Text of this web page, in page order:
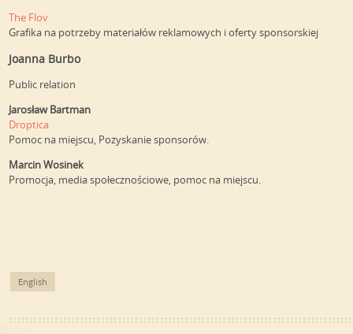
The Flov
Grafika na potrzeby materiałów reklamowych i oferty sponsorskiej
Joanna Burbo
Public relation
Jarosław Bartman
Droptica
Pomoc na miejscu, Pozyskanie sponsorów.
Marcin Wosinek
Promocja, media społecznościowe, pomoc na miejscu.
English